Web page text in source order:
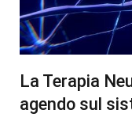
La Terapia
agendo sul